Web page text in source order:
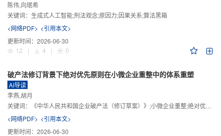
陈伟,向珉希
关键词： 生成式人工智能;刑法观念;原因力;因果关系;算法黑箱
<网络PDF> <引用本文>
更新时间： 2026-06-30
12
| 4 | 0
破产法修订背景下绝对优先原则在小微企业重整中的体系重塑
AI导读
李燕,胡月
关键词：
《中华人民共和国企业破产法（修订草案）》;小微企业重整;绝对优先原则;股东权益保留;预期可支配收入标准
<网络PDF> <引用本文>
更新时间： 2026-06-30